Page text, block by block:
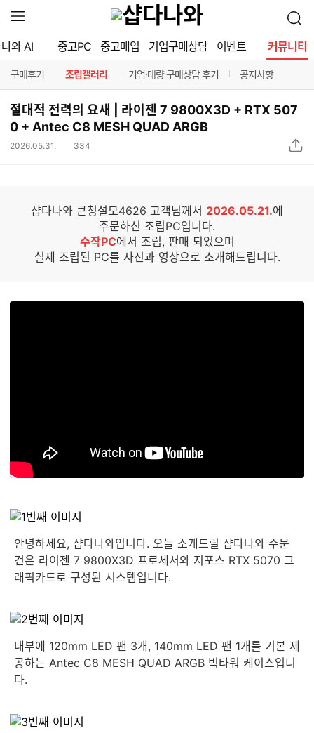
역
열
기
검
색
와 AI
중고PC 중고매입 기업구매상담 이벤트 커뮤니티
구매후기
구분선
조립갤러리
구분선
기업·대량 구매상담 후기
구분선
공지사항
구분선
절대적 전력의 요새 | 라이젠 7 9800X3D + RTX 507
0 + Antec C8 MESH QUAD ARGB
2026.05.31. 334
샵다나와 큰청설모4626 고객님께서 2026.05.21.에
주문하신 조립PC입니다.
수작PC에서 조립, 판매 되었으며
실제 조립된 PC를 사진과 영상으로 소개해드립니다.
안녕하세요, 샵다나와입니다. 오늘 소개드릴 샵다나와 주문
건은 라이젠 7 9800X3D 프로세서와 지포스 RTX 5070 그
래픽카드로 구성된 시스템입니다.
내부에 120mm LED 팬 3개, 140mm LED 팬 1개를 기본 제
공하는 Antec C8 MESH QUAD ARGB 빅타워 케이스입니
다.